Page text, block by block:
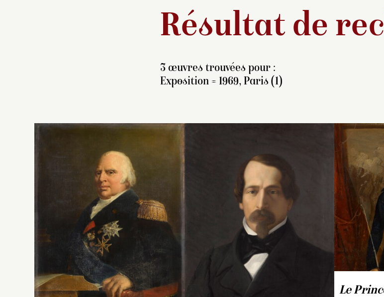
Résultat de
3 œuvres trouvées pour :
Exposition = 1969, Paris (1)
Copie du tableau peint par
Gérard et exposé au Salon
de 1824, conservé au
château d’Haroué, près de
Nancy.
Le
ce
par
Le